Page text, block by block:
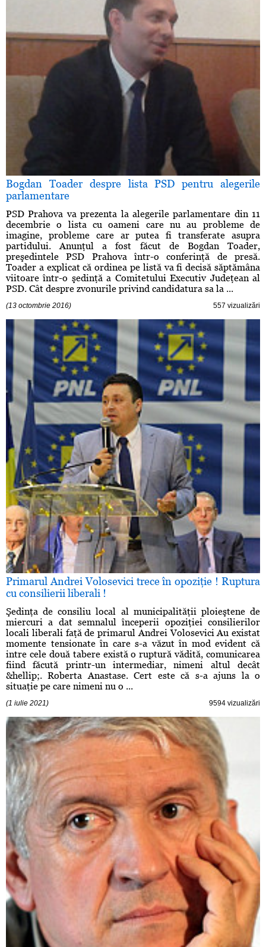
Bogdan Toader despre lista PSD pentru alegerile
parlamentare
PSD Prahova va prezenta la alegerile parlamentare din 11
decembrie o lista cu oameni care nu au probleme de
imagine, probleme care ar putea fi transferate asupra
partidului. Anunţul a fost făcut de Bogdan Toader,
preşedintele PSD Prahova într-o conferinţă de presă.
Toader a explicat că ordinea pe listă va fi decisă săptămâna
viitoare într-o şedinţă a Comitetului Executiv Judeţean al
PSD. Cât despre zvonurile privind candidatura sa la ...
(13 octombrie 2016) 557 vizualizări
Primarul Andrei Volosevici trece în opoziţie ! Ruptura
cu consilierii liberali !
Şedinţa de consiliu local al municipalităţii ploieştene de
miercuri a dat semnalul începerii opoziţiei consilierilor
locali liberali faţă de primarul Andrei Volosevici Au existat
momente tensionate în care s-a văzut în mod evident că
intre cele două tabere există o ruptură vădită, comunicarea
fiind făcută printr-un intermediar, nimeni altul decât
&hellip;. Roberta Anastase. Cert este că s-a ajuns la o
situaţie pe care nimeni nu o ...
(1 iulie 2021) 9594 vizualizări